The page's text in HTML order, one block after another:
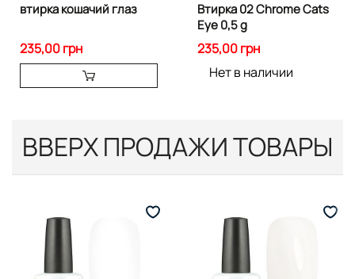
втирка кошачий глаз
235,00 грн
Втирка 02 Chrome Cats
Eye 0,5 g
235,00 грн
Нет в наличии
ВВЕРХ ПРОДАЖИ ТОВАРЫ